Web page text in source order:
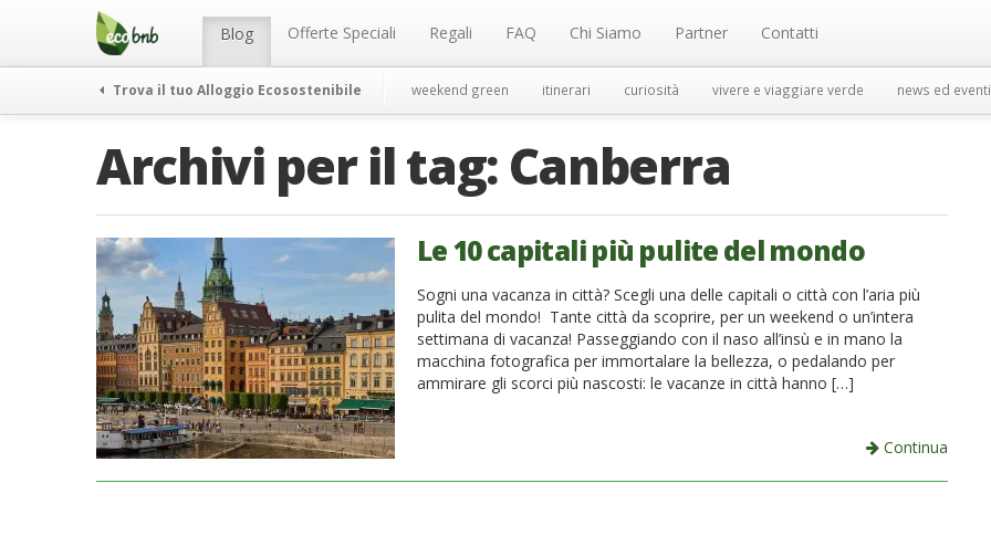
Menu Blog Offerte Speciali Regali FAQ Chi Siamo Partner Contatti
Trova il tuo Alloggio Ecosostenibile weekend green itinerari curiosità vivere e viaggiare verde news ed eventi
Archivi per il tag: Canberra
Le 10 capitali più pulite del mondo
Sogni una vacanza in città? Scegli una delle capitali o città con l’aria più
pulita del mondo! Tante città da scoprire, per un weekend o un’intera
settimana di vacanza! Passeggiando con il naso all’insù e in mano la
macchina fotografica per immortalare la bellezza, o pedalando per
ammirare gli scorci più nascosti: le vacanze in città hanno […]
Continua